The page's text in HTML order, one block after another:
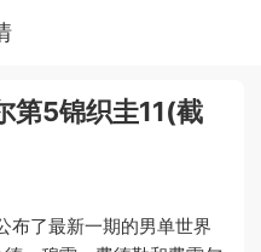
第5锦织圭11(截
布了最新一期的男单世界